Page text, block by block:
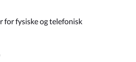
fysiske og telefonisk